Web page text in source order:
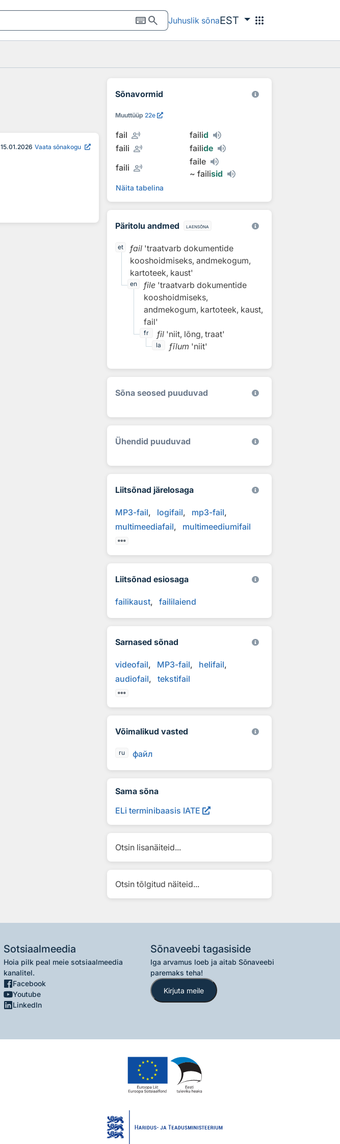
keyboardsearch Juhuslik sõnaEST apps
15.01.2026 Vaata sõnakogu
Sõnavormid
Muuttüüp 22e
fail record_voice_over failid
faili record_voice_over failide
faili record_voice_over
faile
~ failisid
Näita tabelina
Päritolu andmed laensõna
et fail 'traatvarb dokumentide
kooshoidmiseks, andmekogum,
kartoteek, kaust'
en file 'traatvarb dokumentide
kooshoidmiseks,
andmekogum, kartoteek, kaust,
fail'
fr fil 'niit, lõng, traat'
la fīlum 'niit'
Sõna seosed puuduvad
Ühendid puuduvad
Liitsõnad järelosaga
MP3-fail logifail
mp3-fail
multimeediafail
multimeediumifail
Liitsõnad esiosaga
failikaust faililaiend
Sarnased sõnad
videofail MP3-fail
helifail
audiofail
tekstifail
Võimalikud vasted
ru файл
Sama sõna
ELi terminibaasis IATE
Otsin lisanäiteid...
Otsin tõlgitud näiteid...
Sotsiaalmeedia
Hoia pilk peal meie sotsiaalmeedia
kanalitel.
Facebook
Youtube
LinkedIn
Sõnaveebi tagasiside
Iga arvamus loeb ja aitab Sõnaveebi
paremaks teha!
Kirjuta meile